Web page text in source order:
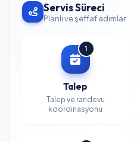
Servis Süreci
Planlı ve şeffaf adımlar
1
Talep
Talep ve randevu
koordinasyonu